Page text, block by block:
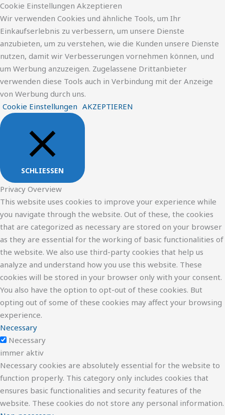
Cookie Einstellungen Akzeptieren
Wir verwenden Cookies und ähnliche Tools, um Ihr
Einkaufserlebnis zu verbessern, um unsere Dienste
anzubieten, um zu verstehen, wie die Kunden unsere Dienste
nutzen, damit wir Verbesserungen vornehmen können, und
um Werbung anzuzeigen. Zugelassene Drittanbieter
verwenden diese Tools auch in Verbindung mit der Anzeige
von Werbung durch uns.
Cookie Einstellungen AKZEPTIEREN
SCHLIESSEN
Privacy Overview
This website uses cookies to improve your experience while
you navigate through the website. Out of these, the cookies
that are categorized as necessary are stored on your browser
as they are essential for the working of basic functionalities of
the website. We also use third-party cookies that help us
analyze and understand how you use this website. These
cookies will be stored in your browser only with your consent.
You also have the option to opt-out of these cookies. But
opting out of some of these cookies may affect your browsing
experience.
Necessary
Necessary
immer aktiv
Necessary cookies are absolutely essential for the website to
function properly. This category only includes cookies that
ensures basic functionalities and security features of the
website. These cookies do not store any personal information.